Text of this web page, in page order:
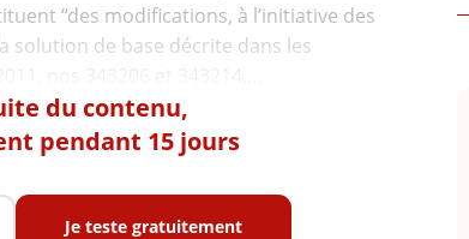
“des modifications, à l’initiative des
solution de base décrite dans les
du contenu,
pendant 15 jours
Je teste gratuitement